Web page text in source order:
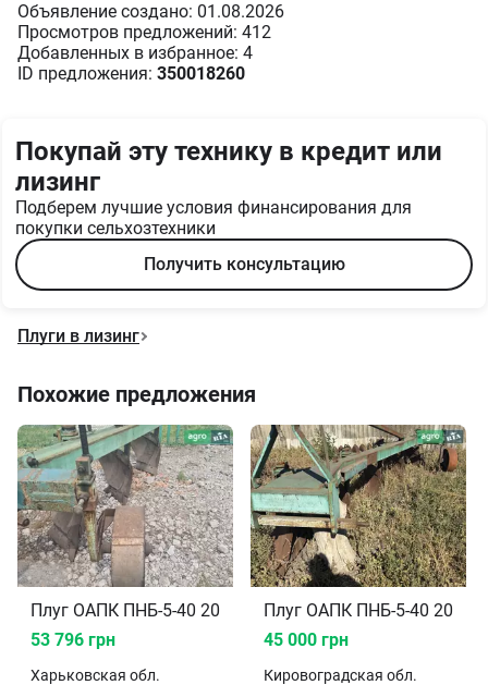
Объявление создано: 01.08.2026
Просмотров предложений: 412
Добавленных в избранное: 4
ID предложения: 350018260
Покупай эту технику в кредит или
лизинг
Подберем лучшие условия финансирования для
покупки сельхозтехники
Получить консультацию
Плуги в лизинг
Похожие предложения
Плуг ОАПК ПНБ-5-40 2005
53 796 грн
Харьковская обл.
Плуг ОАПК ПНБ-5-40 2013
45 000 грн
Кировоградская обл.